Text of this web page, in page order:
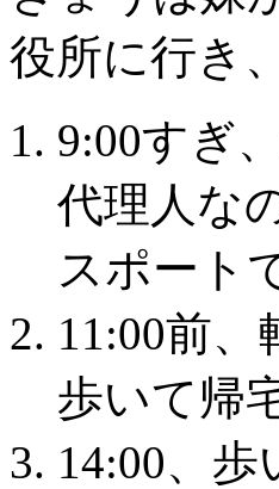
役所に行き
9:00すぎ
代理人な
スポート
️11:00前
歩いて帰
14:00、